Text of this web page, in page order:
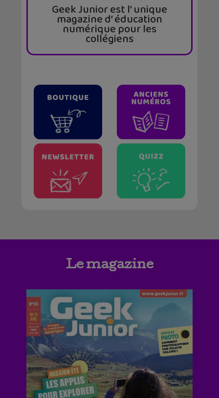
Geek Junior est l’ unique
magazine d’ éducation
numérique pour les
collégiens
Le magazine